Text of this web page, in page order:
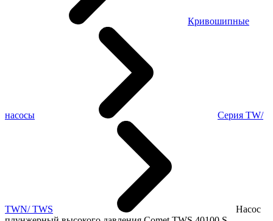
Кривошипные
насосы Серия TW/
TWN/ TWS
Насос